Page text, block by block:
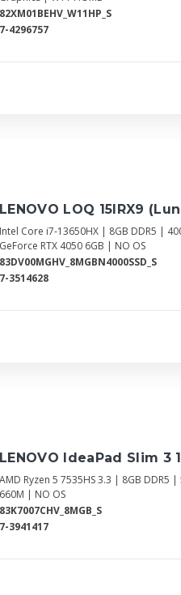
82XM01BEHV_W11HP_S
7-4296757
LENOVO LOQ 15IRX9
Intel Core i7-13650HX | 8GB DDR5 |
GeForce RTX 4050 6GB | NO OS
83DV00MGHV_8MGBN4000SSD_S
7-3514628
LENOVO IdeaPad Slim 3
AMD Ryzen 5 7535HS 3.3 | 8GB DDR5
660M | NO OS
83K7007CHV_8MGB_S
7-3941417